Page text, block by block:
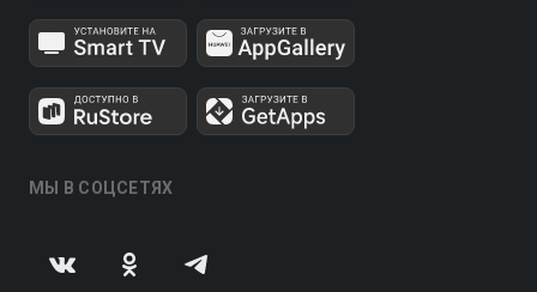
МЫ В СОЦСЕТЯХ